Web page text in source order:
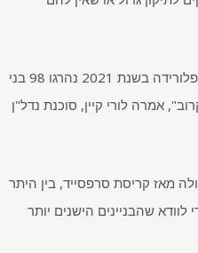
מאז קריסת הדירות של Surfside בפלורידה בשנת 2021 נהרגו 98 בני
אמרה לורי קיין, סוכנת נדל"ן
מאז קריסת סרפסייד, בין היתר
שהבניינים הישנים יותר